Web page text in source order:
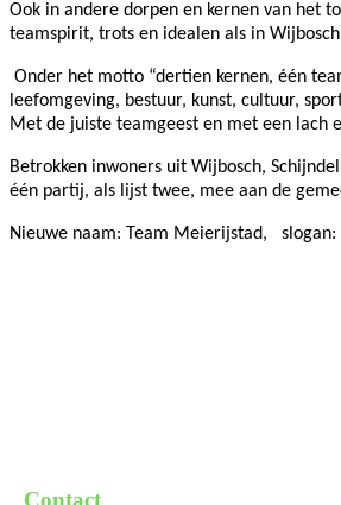
Ook in andere dorpen en kernen van het
teamspirit, trots en idealen als in
Onder het motto “dertien kernen, één
leefomgeving, bestuur, kunst, cultuur,
Met de juiste teamgeest en met een lach
Betrokken inwoners uit Wijbosch,
één partij, als lijst twee, mee aan de
Nieuwe naam: Team Meierijstad, slogan:
Contact